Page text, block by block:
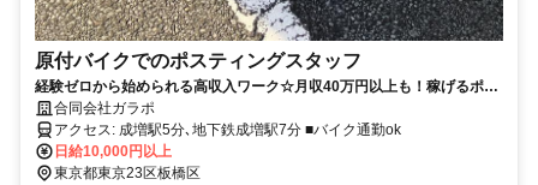
原付バイクでのポスティングスタッフ
経験ゼロから始められる高収入ワーク☆月収40万円以上も！稼げるポス
ティングはガラポにお任せ♪案件多数につき安定収入が得られます☆
合同会社ガラポ
アクセス: 成増駅5分､地下鉄成増駅7分 ■バイク通勤ok
日給10,000円以上
東京都東京23区板橋区